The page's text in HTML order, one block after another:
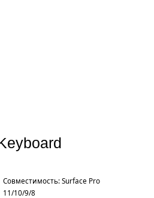
Совместимость: Surface Pro
11/10/9/8